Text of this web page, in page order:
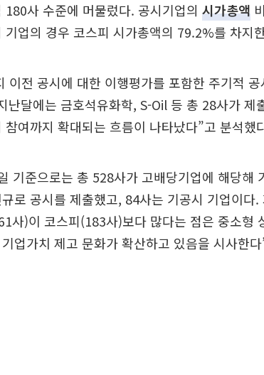
180사 수준에 머물렀다. 공시기업의 시가총액
기업의 경우 코스피 시가총액의 79.2%를 차지
이전 공시에 대한 이행평가를 포함한 주기적
난달에는 금호석유화학, S-Oil 등 총 28사가 제
참여까지 확대되는 흐름이 나타났다”고 분석했
기준으로는 총 528사가 고배당기업에 해당해
로 공시를 제출했고, 84사는 기공시 기업이다
사)이 코스피(183사)보다 많다는 점은 중소형
업가치 제고 문화가 확산하고 있음을 시사한